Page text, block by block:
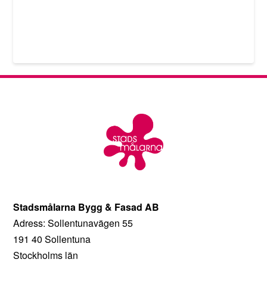
Stadsmålarna Bygg & Fasad AB
Adress: Sollentunavägen 55
191 40 Sollentuna
Stockholms län